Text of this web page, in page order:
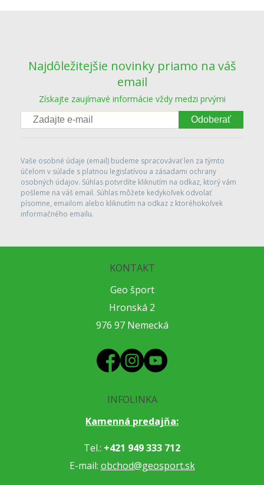
Najdôležitejšie novinky priamo na váš
email
Získajte zaujímavé informácie vždy medzi prvými
Odoberať
Vaše osobné údaje (email) budeme spracovávať len za týmto
účelom v súlade s platnou legislatívou a zásadami ochrany
osobných údajov. Súhlas potvrdíte kliknutím na odkaz, ktorý vám
pošleme na váš email. Súhlas môžete kedykoľvek odvolať
písomne, emailom alebo kliknutím na odkaz z ktoréhokoľvek
informačného emailu.
KONTAKT
Geo šport
Hronská 2
976 97 Nemecká
INFOLINKA
Kamenná predajňa:
Tel.: +421 949 333 712
E-mail: obchod@geosport.sk